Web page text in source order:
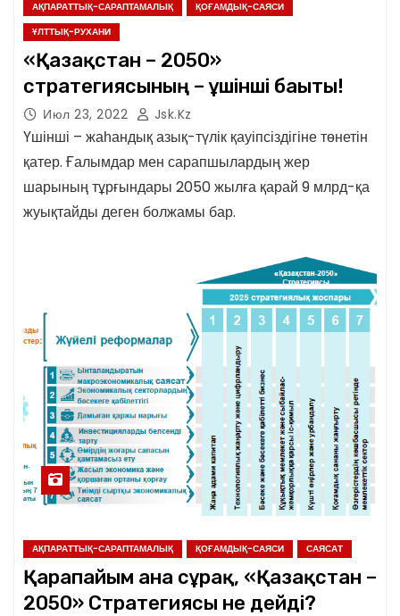
АҚПАРАТТЫҚ-САРАПТАМАЛЫҚ
ҚОҒАМДЫҚ-САЯСИ
ҰЛТТЫҚ-РУХАНИ
«Қазақстан – 2050»
стратегиясының – ұшінші бағыты!
Июл 23, 2022 Jsk.kz
Үшінші – жаһандық азық-түлік қауіпсіздігіне төнетін
қатер. Ғалымдар мен сарапшылардың жер
шарының тұрғындары 2050 жылға қарай 9 млрд-қа
жуықтайды деген болжамы бар.
АҚПАРАТТЫҚ-САРАПТАМАЛЫҚ ҚОҒАМДЫҚ-САЯСИ САЯСАТ
Қарапайым ғана сұрақ, «Қазақстан –
2050» Стратегиясы не дейді?